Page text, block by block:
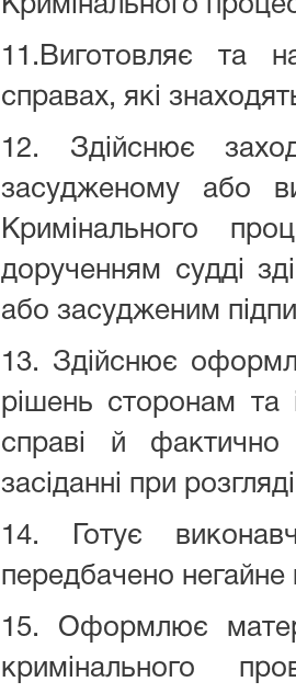
Кримінального
11.Виготовляє та
справах, які
12. Здійснює
засудженому або
Кримінального
дорученням судді
або засудженим
13. Здійснює
рішень сторонам та
справі й
засіданні при
14. Готує
передбачено негайне
15. Оформлює
кримінального